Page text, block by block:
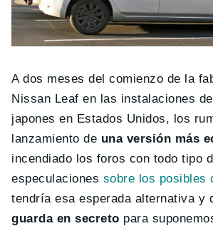
A dos meses del comienzo de la
Nissan Leaf en las instalaciones
japones en Estados Unidos, los
lanzamiento de una versión más
incendiado los foros con todo tipo
especulaciones sobre los posibles
tendría esa esperada alternativa y
guarda en secreto para